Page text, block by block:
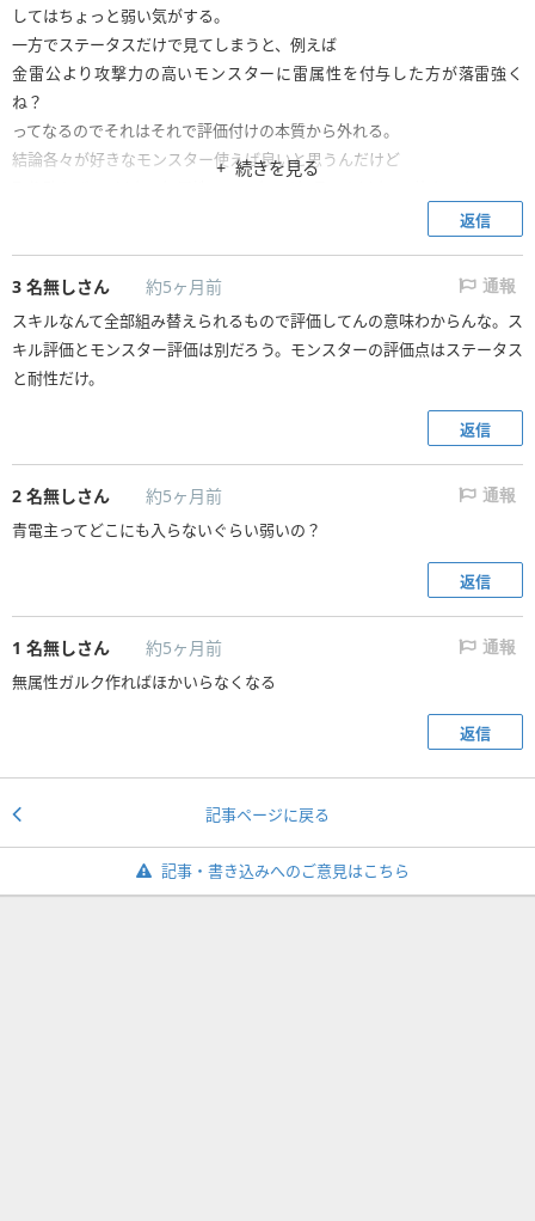
してはちょっと弱い気がする。
一方でステータスだけで見てしまうと、例えば
金雷公より攻撃力の高いモンスターに雷属性を付与した方が落雷強く
ね？
ってなるのでそれはそれで評価付けの本質から外れる。
結論各々が好きなモンスター使えば良いと思うんだけど
序盤に仲間にできて強いモンスター
にティガやディアブロスが入ってこないのは謎だし、それこそ2つ名は主
属性が同じでもステータス傾向が異なるので、属性別に評価した方が良い
と思います。
続きを見る
返信
3 名無しさん 約5ヶ月前 通報
スキルなんて全部組み替えられるもので評価してんの意味わからんな。ス
キル評価とモンスター評価は別だろう。モンスターの評価点はステータス
と耐性だけ。
返信
2 名無しさん 約5ヶ月前 通報
青電主ってどこにも入らないぐらい弱いの？
返信
1 名無しさん 約5ヶ月前 通報
無属性ガルク作ればほかいらなくなる
返信
記事ページに戻る
記事・書き込みへのご意見はこちら